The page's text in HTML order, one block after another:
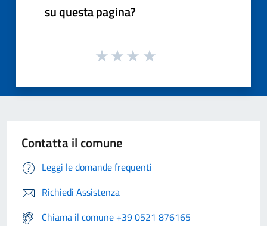
su questa pagina?
Contatta il comune
Leggi le domande frequenti
Richiedi Assistenza
Chiama il comune +39 0521 876165